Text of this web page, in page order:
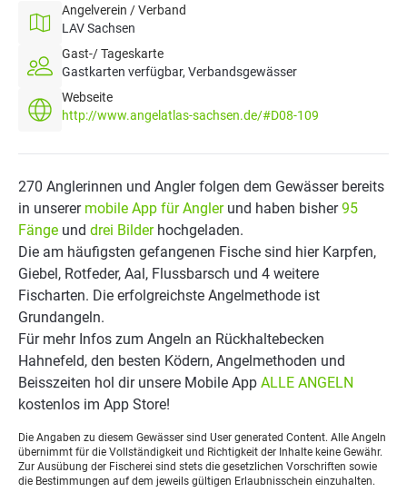
Angelverein / Verband
LAV Sachsen
Gast-/ Tageskarte
Gastkarten verfügbar, Verbandsgewässer
Webseite
http://www.angelatlas-sachsen.de/#D08-109
270 Anglerinnen und Angler folgen dem Gewässer bereits
in unserer mobile App für Anglerund haben bisher95
Fänge und drei Bilderhochgeladen.
Die am häufigsten gefangenen Fische sind hier Karpfen,
Giebel, Rotfeder, Aal, Flussbarsch und 4 weitere
Fischarten. Die erfolgreichste Angelmethode ist
Grundangeln.
Für mehr Infos zum Angeln an Rückhaltebecken
Hahnefeld, den besten Ködern, Angelmethoden und
Beisszeiten hol dir unsere Mobile App ALLE ANGELN
kostenlos im App Store!
Die Angaben zu diesem Gewässer sind User generated Content. Alle Angeln
übernimmt für die Vollständigkeit und Richtigkeit der Inhalte keine Gewähr.
Zur Ausübung der Fischerei sind stets die gesetzlichen Vorschriften sowie
die Bestimmungen auf dem jeweils gültigen Erlaubnisschein einzuhalten.